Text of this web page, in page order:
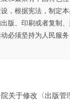
设，根据宪法，制定
版、印刷或者复制、
须坚持为人民服务
关于修改〈出版管